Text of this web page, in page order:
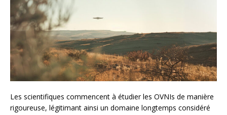
Les scientifiques commencent à étudier les OVNIs de manière
rigoureuse, légitimant ainsi un domaine longtemps considéré